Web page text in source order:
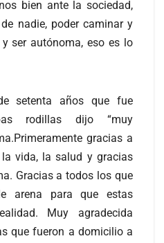
bien ante la sociedad,
nadie, poder caminar y
ser autónoma, eso es lo
setenta años que fue
rodillas dijo “muy
gracias a
vida, la salud y gracias
Gracias a todos los que
arena para que estas
Muy agradecida
que fueron a domicilio a